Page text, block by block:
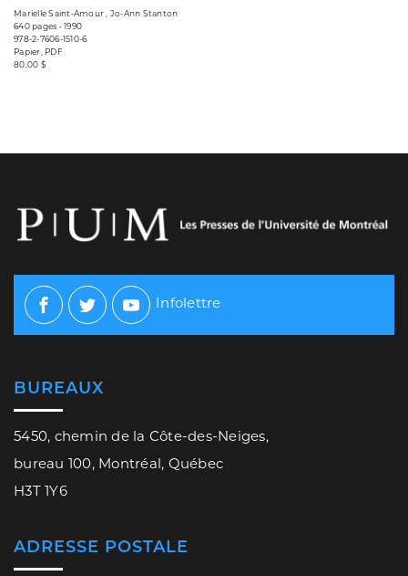
Marielle Saint-Amour , Jo-Ann Stanton
640 pages • 1990
978-2-7606-1510-6
Papier, PDF
80,00 $
Facebook
TwitterYoutube
Infolettre
BUREAUX
5450, chemin de la Côte-des-Neiges,
bureau 100, Montréal, Québec
H3T 1Y6
ADRESSE POSTALE